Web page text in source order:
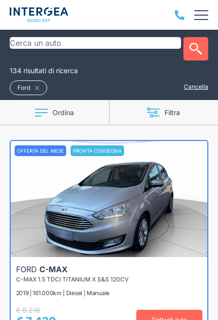
134 risultati di ricerca
Ford Cancella
Ordina Filtra
OFFERTA DEL MESE PRONTA CONSEGNA
FORD C-MAX
C-MAX 1.5 TDCI TITANIUM X S&S 120CV
2019 | 161.000km | Diesel | Manuale
€ 8.216